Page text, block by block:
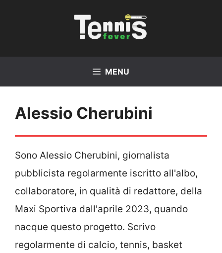
MENU
Alessio Cherubini
Sono Alessio Cherubini, giornalista
pubblicista regolarmente iscritto all'albo,
collaboratore, in qualità di redattore, della
Maxi Sportiva dall'aprile 2023, quando
nacque questo progetto. Scrivo
regolarmente di calcio, tennis, basket